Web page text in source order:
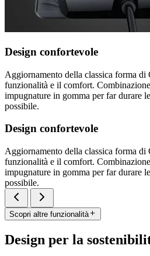
Design confortevole
Aggiornamento della classica forma di
funzionalità e il comfort.
impugnature in gomma per far durare
possibile.
Design confortevole
Aggiornamento della classica forma di
funzionalità e il comfort.
impugnature in gomma per far durare
possibile.
Scopri altre funzionalità
Design per la